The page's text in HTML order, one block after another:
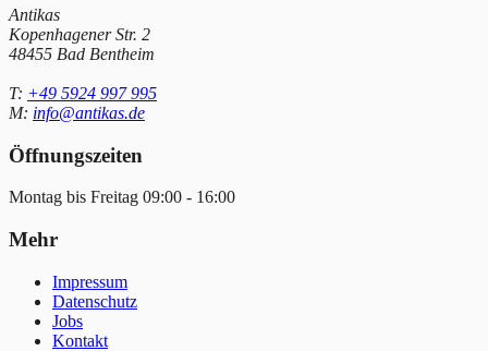
Antikas
Kopenhagener Str. 2
48455 Bad Bentheim
T: +49 5924 997 995
M: info@antikas.de
Öffnungszeiten
Montag bis Freitag 09:00 - 16:00
Mehr
Impressum
Datenschutz
Jobs
Kontakt